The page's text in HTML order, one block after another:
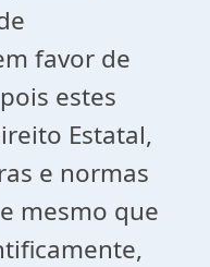
favor de
estes
Estatal,
e normas
mesmo que